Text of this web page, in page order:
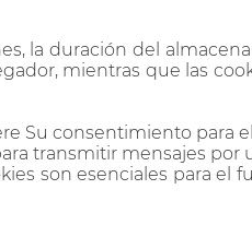
la duración del
mientras que las
Su consentimiento para
transmitir mensajes
son esenciales para el